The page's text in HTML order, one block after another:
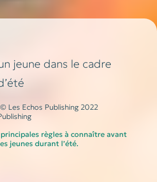
jeune dans le cadre
© Les Echos Publishing 2022
règles à connaître avant
jeunes durant l’été.